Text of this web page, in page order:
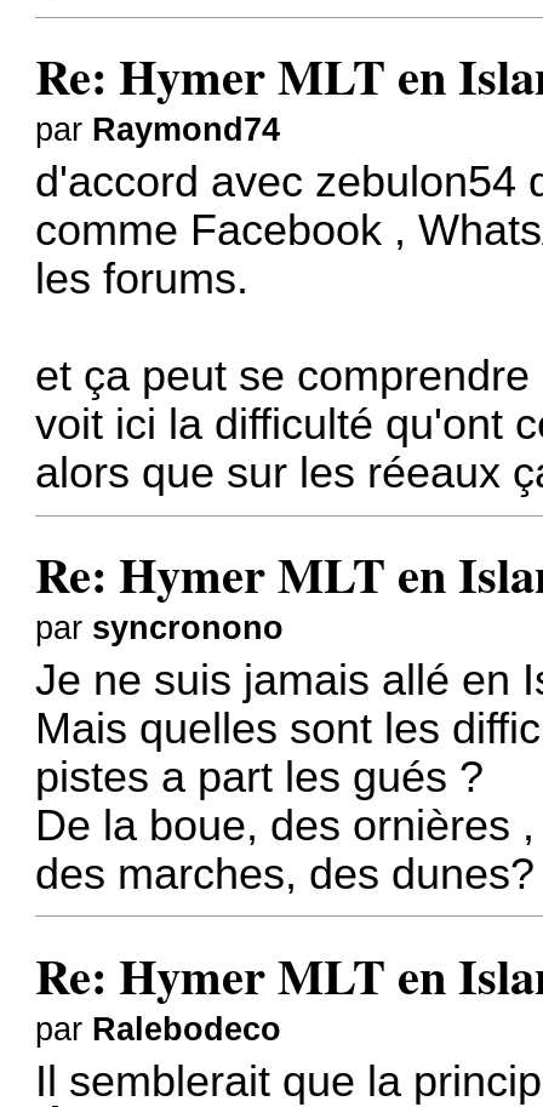
Re: Hymer MLT en
par Raymond74
d'accord avec zebulon54
comme Facebook ,
les forums.
et ça peut se
voit ici la difficulté qu'ont
alors que sur les réeaux
Re: Hymer MLT en
par syncronono
Je ne suis jamais allé en
Mais quelles sont les
pistes a part les gués ?
De la boue, des ornières
des marches, des dunes?
Re: Hymer MLT en
par Ralebodeco
Il semblerait que la